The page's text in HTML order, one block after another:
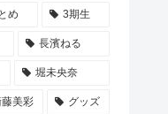
め 3期生
長濱ねる
堀未央奈
美彩 グッズ